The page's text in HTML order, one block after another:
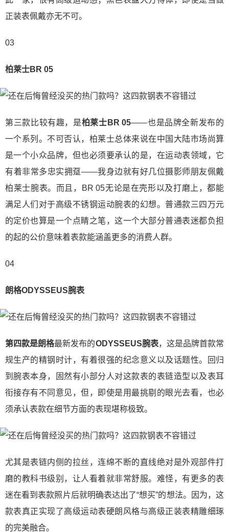
正装表佩戴亦无不可。
03
柏莱士BR 05
第三款比较有趣，是柏莱士BR 05——也是品牌全新发布的
一个系列。不可否认，柏莱士总体来说在中国大陆市场尚算
是一个小众品牌，但也必须要承认的是，在运动表领域，它
有着非常多忠实拥趸——我身边就有好几位摄影师朋友佩戴
柏莱士腕表。而且，BR 05无论是在壳形以及打磨上，都能
满足人们对于高级不锈钢运动腕表的幻想。普通款三四万元
的定价也算是一个点睛之笔，这一个大部分普通表迷都负担
的起的公价意味着表款能涵盖更多的消费人群。
04
朗格ODYSSEUS腕表
第四款是朗格最新发布的ODYSSEUS腕表，这是品牌首款常
规生产的精钢时计，有着很强的纪念意义以及话题性。回归
到腕表本身，固然有小部分人对这款表的表链造型以及表耳
衔接存有不同意见，但，即使是用最挑剔的眼光去看，也必
须承认表款在细节方面的表现堪称极致。
尤其是表链内侧的拉丝，连绵不断的直线绝对是外观部件打
磨的教科书级别，让人看着就非常舒服。难怪，有更多的表
迷在看到表款照片后就明确表达出了“想买”的想法。因为，这
款表真正实现了高级运动表硬朗风格与高级正装表精雕细琢
的完美融合。